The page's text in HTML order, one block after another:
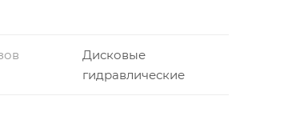
Дисковые
гидравлические